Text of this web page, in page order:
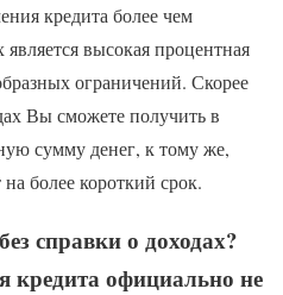
кредита более чем
высокая процентная
ограничений. Скорее
Вы сможете получить в
сумму денег, к тому же,
более короткий срок.
справки о доходах?
официально не